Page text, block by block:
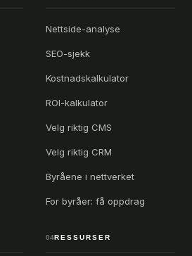
Nettside-analyse
SEO-sjekk
Kostnadskalkulator
ROI-kalkulator
Velg riktig CMS
Velg riktig CRM
Byråene i nettverket
For byråer: få oppdrag
04RESSURSER